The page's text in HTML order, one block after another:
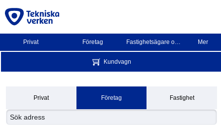
Privat Företag Fastighetsägare och BRF Mer
Kundvagn
Privat Företag Fastighet